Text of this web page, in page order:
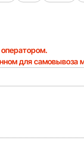
для самовывоза